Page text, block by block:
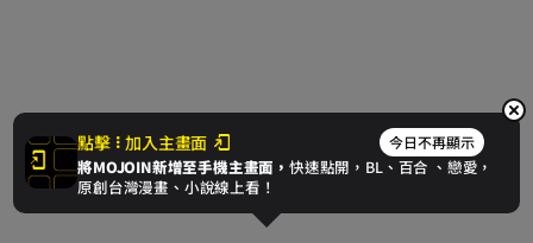
點擊 加入主畫面 今日不再顯示
將MOJOIN新增至手機主畫面，快速點開，BL、 百合 、戀愛，
原創台灣漫畫、小說線上看！